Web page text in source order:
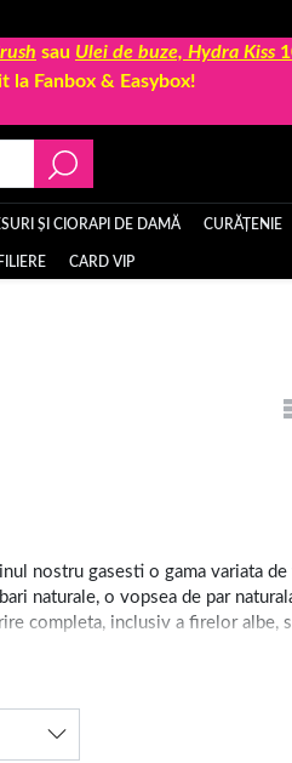
sau Ulei de buze, Hydra Kiss
la Fanbox & Easybox!
ȘI CIORAPI DE DAMĂ CURĂȚENIE
CARD VIP
nostru gasesti o gama variata de
naturale, o vopsea de par
completa, inclusiv a firelor albe,
sa poti alege ce se potriveste
uniforma si de lunga durata.